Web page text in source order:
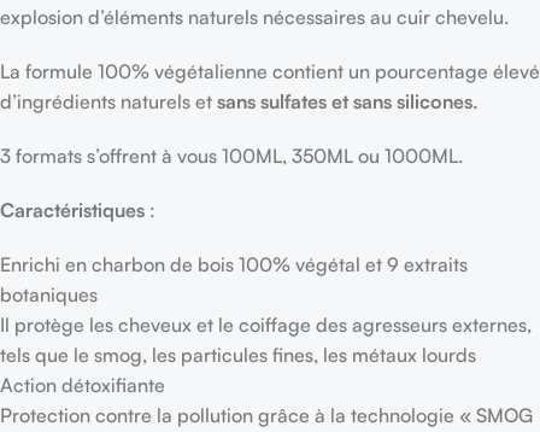
explosion d’éléments naturels nécessaires au cuir chevelu.
La formule 100% végétalienne contient un pourcentage élevé
d’ingrédients naturels et sans sulfates et sans silicones.
3 formats s’offrent à vous 100ML, 350ML ou 1000ML.
Caractéristiques :
Enrichi en charbon de bois 100% végétal et 9 extraits
botaniques
Il protège les cheveux et le coiffage des agresseurs externes,
tels que le smog, les particules fines, les métaux lourds
Action détoxifiante
Protection contre la pollution grâce à la technologie « SMOG